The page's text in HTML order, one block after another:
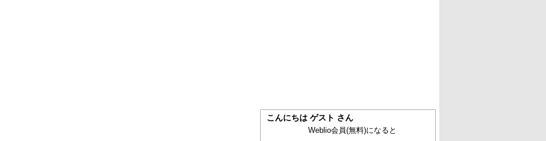
こんにちは ゲスト さん
Weblio会員(無料)になると